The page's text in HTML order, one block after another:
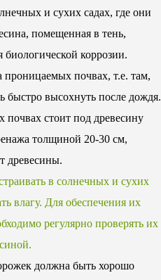
и сухих садах, где они
помещенная в тень,
биологической коррозии.
проницаемых почвах, т.е. там,
быстро высохнуть после дождя.
стоит под древесину
толщиной 20-30 см,
древесины.
в солнечных и сухих
влагу. Для обеспечения их
регулярно проверять их
должна быть хорошо